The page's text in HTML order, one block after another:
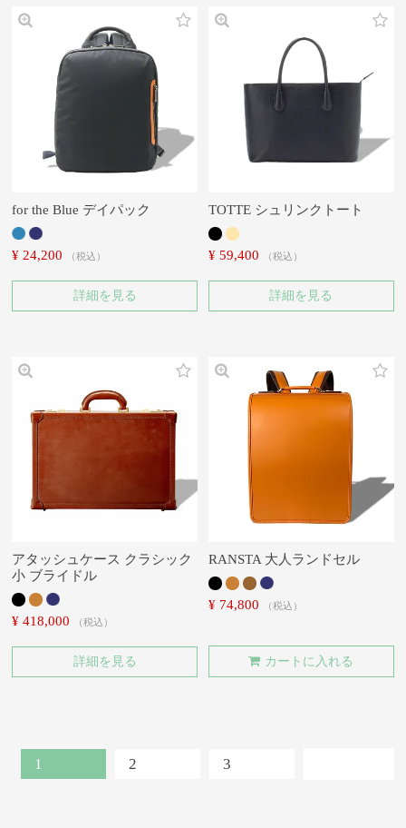
for the Blue デイパック
¥ 24,200 税込
詳細を見る
TOTTE シュリンクトート
¥ 59,400 税込
詳細を見る
アタッシュケース クラシック
小 ブライドル
¥ 418,000 税込
詳細を見る
RANSTA 大人ランドセル
¥ 74,800 税込
カートに入れる
1 2 3